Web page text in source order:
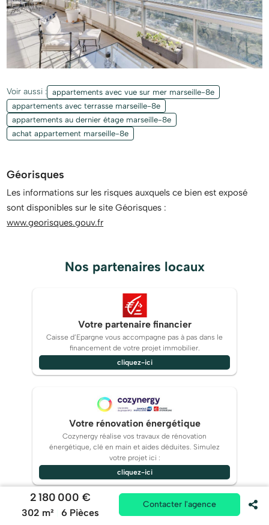
Voir aussi :
appartements avec vue sur mer marseille-8e
appartements avec terrasse marseille-8e
appartements au dernier étage marseille-8e
achat appartement marseille-8e
Géorisques
Les informations sur les risques auxquels ce bien est exposé
sont disponibles sur le site Géorisques :
www.georisques.gouv.fr
2 180 000 €
302 m² 6 Pièces
Contacter l'agence
Nos partenaires locaux
Votre partenaire financier
Caisse d’Epargne vous accompagne pas à pas dans le
financement de votre projet immobilier.
cliquez-ici
Votre rénovation énergétique
Cozynergy réalise vos travaux de rénovation
énergétique, clé en main et aides déduites. Simulez
votre projet ici :
cliquez-ici